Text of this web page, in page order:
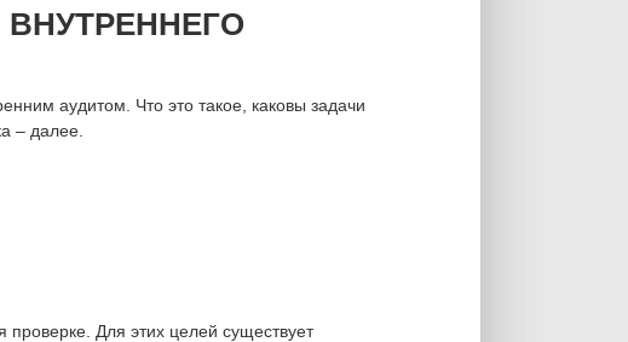
аудитом. Что это такое, каковы задачи
– далее.
проверке. Для этих целей существует